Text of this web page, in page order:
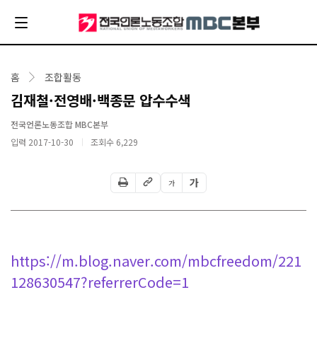
홈 조합활동
김재철·전영배·백종문 압수수색
전국언론노동조합 MBC본부
입력 2017-10-30
조회수 6,229
가 가
https://m.blog.naver.com/mbcfreedom/221
128630547?referrerCode=1